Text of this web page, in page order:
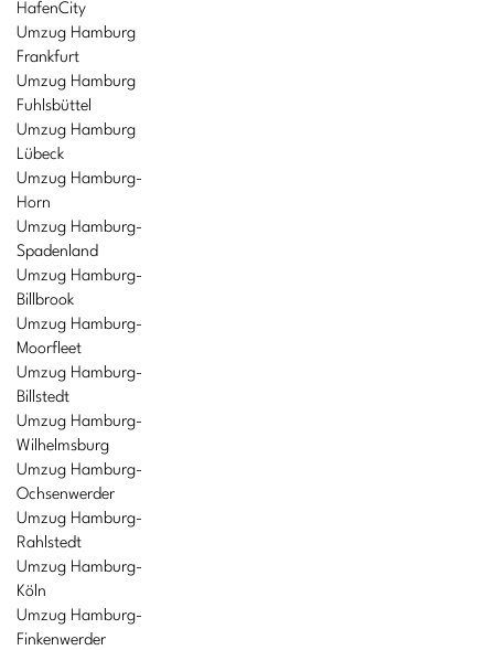
HafenCity
Umzug Hamburg
Frankfurt
Umzug Hamburg
Fuhlsbüttel
Umzug Hamburg
Lübeck
Umzug Hamburg-
Horn
Umzug Hamburg-
Spadenland
Umzug Hamburg-
Billbrook
Umzug Hamburg-
Moorfleet
Umzug Hamburg-
Billstedt
Umzug Hamburg-
Wilhelmsburg
Umzug Hamburg-
Ochsenwerder
Umzug Hamburg-
Rahlstedt
Umzug Hamburg-
Köln
Umzug Hamburg-
Finkenwerder